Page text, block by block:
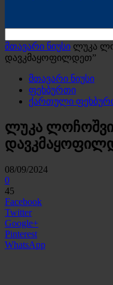
მთავარი ნიუსი ლუკა
დავკმაყოფილდეთ”
მთავარი ნიუსი
ფეხბურთი
ქართული
ლუკა
08/09/2024
0
45
Facebook
Twitter
Google+
Pinterest
WhatsApp